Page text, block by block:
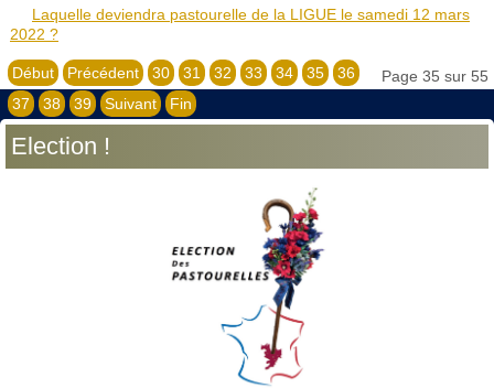
Laquelle deviendra pastourelle de la LIGUE le samedi 12 mars
2022 ?
Page 35 sur 55
Début Précédent 30 31 32 33 34 35
36
37
38 39 Suivant Fin
Election !